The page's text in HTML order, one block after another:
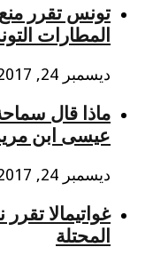
تونس ﺗﻘﺮﺭ
ﺍﻟﻤﻄﺎﺭﺍﺕ
ديسمبر 24, 2017
ماذا قال
عيسى ابن
ديسمبر 24, 2017
غواتيمالا
المحتلة